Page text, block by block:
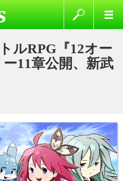
ルRPG『12オー
11章公開、新武